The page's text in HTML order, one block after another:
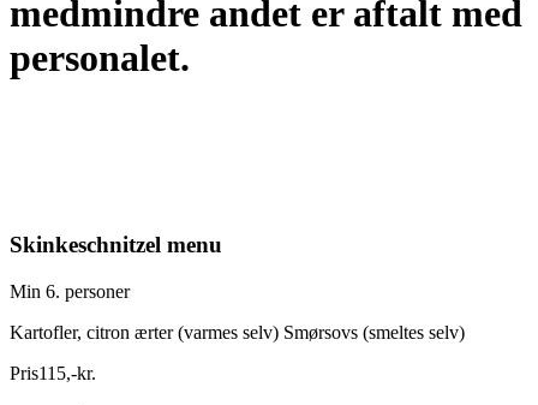
medmindre andet er aftalt med
personalet.
Skinkeschnitzel menu
Min 6. personer
Kartofler, citron ærter (varmes selv) Smørsovs (smeltes selv)
Pris115,-kr.